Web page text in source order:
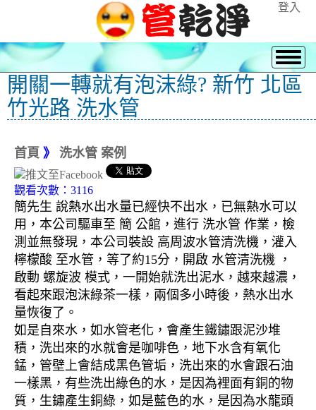
登入
開關一轉就有泡沫綠? 新竹 北區
竹光路 洗水管
首頁 》 洗水管 案例
觀看次數：3116
簡先生 說熱水出水量已經快不出水，已無熱水可以
用，本公司驅車至 簡 公館，進行 洗水管 作業，檢
測並無發現，本公司裝設 高周波水管清洗機，灌入
檸檬酸 至水管，等了約15分，開啟 水管清洗機 ，
啟動 螺旋波 模式，一開始就洗出泥水，越來越濃，
看起來跟泡沫綠茶一樣，兩個多小時後，熱水出水
量恢復了。
如是自來水，如水管老化，會產生鐵鏽跟泥沙堆
積，洗出來的水就會是咖啡色，地下水含有氧化
錳，管壁上會結成黑色管垢，洗出來的水會跟石油
一樣黑，有些洗出綠色的水，是因為裡面有銅的物
質，生鏽產生銅綠，如是藍色的水，是因為水龍頭